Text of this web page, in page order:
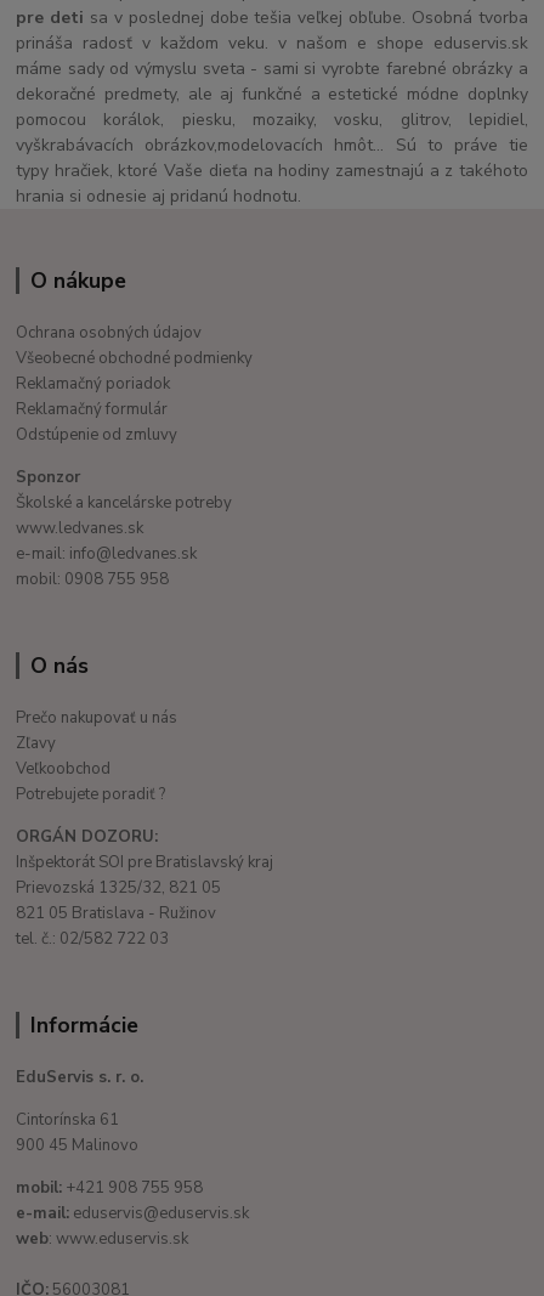
pre deti sa v poslednej dobe tešia veľkej obľube. Osobná tvorba
prináša radosť v každom veku. v našom e shope eduservis.sk
máme sady od výmyslu sveta - sami si vyrobte farebné obrázky a
dekoračné predmety, ale aj funkčné a estetické módne doplnky
pomocou korálok, piesku, mozaiky, vosku, glitrov, lepidiel,
vyškrabávacích obrázkov,modelovacích hmôt... Sú to práve tie
typy hračiek, ktoré Vaše dieťa na hodiny zamestnajú a z takéhoto
hrania si odnesie aj pridanú hodnotu.
O nákupe
Ochrana osobných údajov
Všeobecné obchodné podmienky
Reklamačný poriadok
Reklamačný formulár
Odstúpenie od zmluvy
Sponzor
Školské a kancelárske potreby
www.ledvanes.sk
e-mail: info@ledvanes.sk
mobil: 0908 755 958
O nás
Prečo nakupovať u nás
Zľavy
Veľkoobchod
Potrebujete poradiť ?
ORGÁN DOZORU:
Inšpektorát SOI pre Bratislavský kraj
Prievozská 1325/32, 821 05
821 05 Bratislava - Ružinov
tel. č.: 02/582 722 03
Informácie
EduServis s. r. o.
Cintorínska 61
900 45 Malinovo
mobil: +421 908 755 958
e-mail: eduservis@eduservis.sk
web: www.eduservis.sk
IČO: 56003081